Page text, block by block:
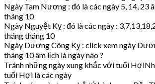
Ngày Tam Nương : đó là các ngày 5, 14, 23
tháng 10
Ngày Nguyệt Kỵ : đó là các ngày :
tháng tháng 10
Ngày Dương Công Kỵ : click xem ngày
tháng 10 âm lịch là ngày nào ?
Tránh những ngày xung khắc với tuổi
tuổi Hợi là các ngày